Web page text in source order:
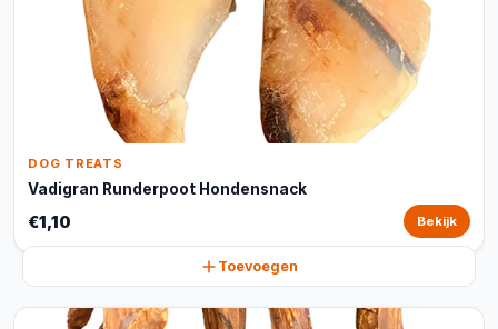
DOG TREATS
Vadigran Runderpoot Hondensnack
€1,10 Bekijk
Toevoegen